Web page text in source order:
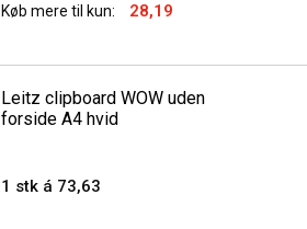
Køb mere til kun: 28,19
Leitz clipboard WOW uden
forside A4 hvid
1 stk á 73,63